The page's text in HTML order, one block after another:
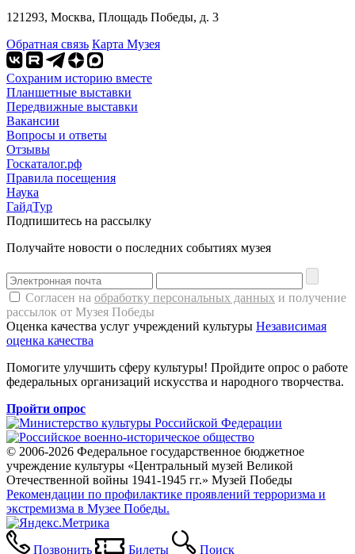
121293, Москва, Площадь Победы, д. 3
Обратная связь Карта Музея
Сохраним историю вместе
Планшетные выставки
Передвижные выставки
Вакансии
Вопросы и ответы
Отзывы
Госкаталог.рф
Правила посещения
Наука
ГайдТур
Подпишитесь на рассылку
Получайте новости о последних событиях музея
Согласен на обработку персональных данных и получение
рассылок от Музея Победы
Оценка качества услуг учреждений культуры Независимая
оценка качества
Помогите улучшить сферу культуры! Пройдите опрос о работе
федеральных организаций искусства и народного творчества.
Пройти опрос
© 2006-2026 Федеральное государственное бюджетное
учреждение культуры «Центральный музей Великой
Отечественной войны 1941-1945 гг.» Музей Победы
Рекомендации по профилактике проявлений терроризма и
экстремизма в Музее Победы.
Позвонить Билеты Поиск